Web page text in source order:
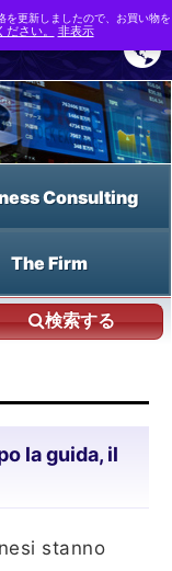
Consulting
The Firm
検索する
sarà il volo?
la guida, il
stanno
を更新しましたので、お買い物を
さい。 非表示